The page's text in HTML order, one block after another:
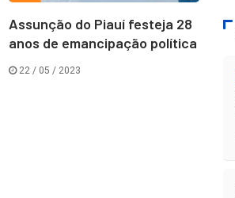
Assunção do Piauí festeja 28
anos de emancipação política
22 / 05 / 2023